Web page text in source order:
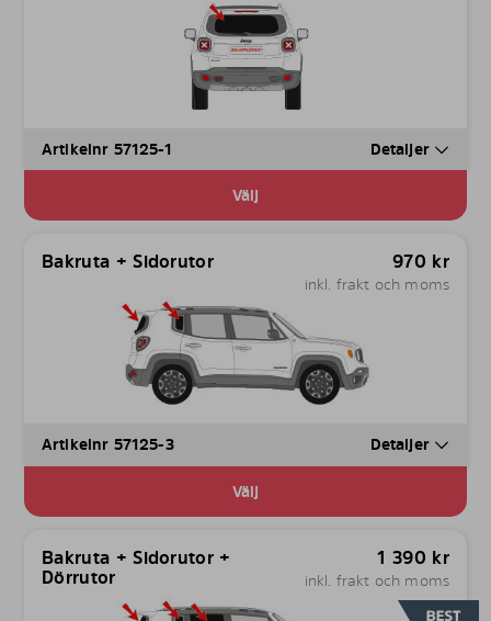
Artikelnr 57125-1 Detaljer
Välj
Bakruta + Sidorutor 970 kr
inkl. frakt och moms
Artikelnr 57125-3 Detaljer
Välj
Bakruta + Sidorutor +
Dörrutor
1 390 kr
inkl. frakt och moms